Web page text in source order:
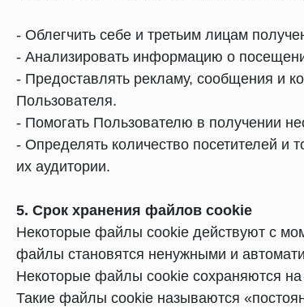
- Облегчить себе и третьим лицам
- Анализировать информацию о
- Предоставлять рекламу, сообщения и
Пользователя.
- Помогать Пользователю в получении
- Определять количество посетителей и
их аудитории.
5. Срок хранения файлов cookie
Некоторые файлы cookie действуют с
файлы становятся ненужными и
Некоторые файлы cookie сохраняются
Такие файлы cookie называются